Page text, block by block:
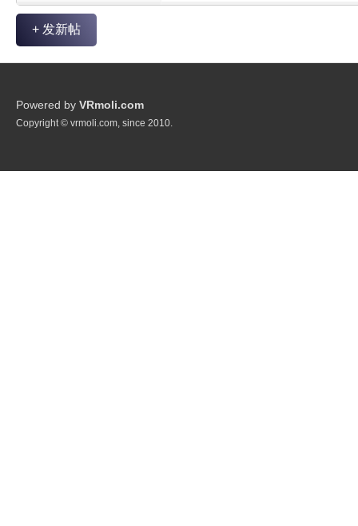
+ 发新帖
Powered by VRmoli.com
Copyright © vrmoli.com, since 2010.